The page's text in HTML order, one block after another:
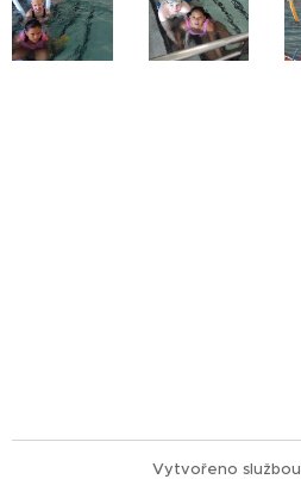
Vytvořeno službou